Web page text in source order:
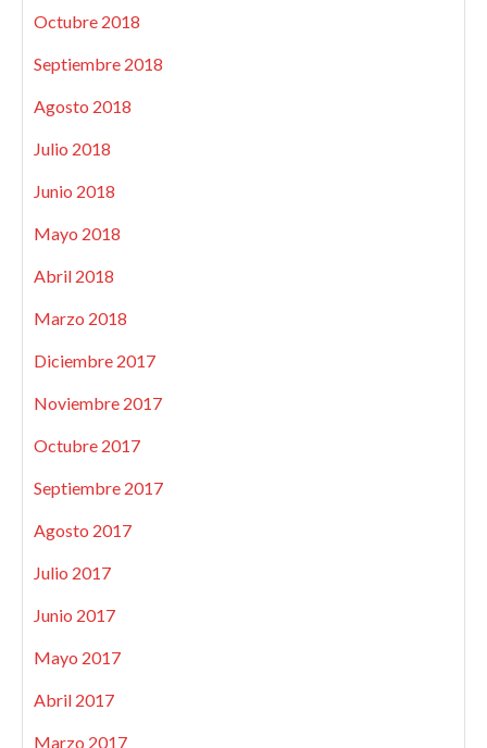
Octubre 2018
Septiembre 2018
Agosto 2018
Julio 2018
Junio 2018
Mayo 2018
Abril 2018
Marzo 2018
Diciembre 2017
Noviembre 2017
Octubre 2017
Septiembre 2017
Agosto 2017
Julio 2017
Junio 2017
Mayo 2017
Abril 2017
Marzo 2017